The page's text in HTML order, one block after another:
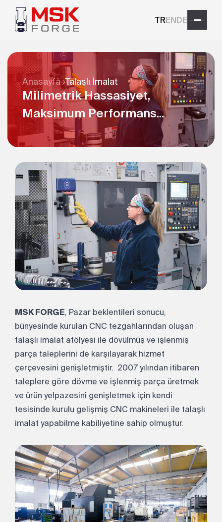
TRENDE
Anasayfa Talaşlı İmalat
Milimetrik Hassasiyet,
Maksimum Performans...
MSK FORGE, Pazar beklentileri sonucu,
bünyesinde kurulan CNC tezgahlarından oluşan
talaşlı imalat atölyesi ile dövülmüş ve işlenmiş
parça taleplerini de karşılayarak hizmet
çerçevesini genişletmiştir. 2007 yılından itibaren
taleplere göre dövme ve işlenmiş parça üretmek
ve ürün yelpazesini genişletmek için kendi
tesisinde kurulu gelişmiş CNC makineleri ile talaşlı
imalat yapabilme kabiliyetine sahip olmuştur.